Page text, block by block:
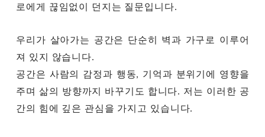
로에게 끊임없이 던지는 질문입니다.
우리가 살아가는 공간은 단순히 벽과 가구로 이루어
져 있지 않습니다.
공간은 사람의 감정과 행동, 기억과 분위기에 영향을
주며 삶의 방향까지 바꾸기도 합니다. 저는 이러한 공
간의 힘에 깊은 관심을 가지고 있습니다.